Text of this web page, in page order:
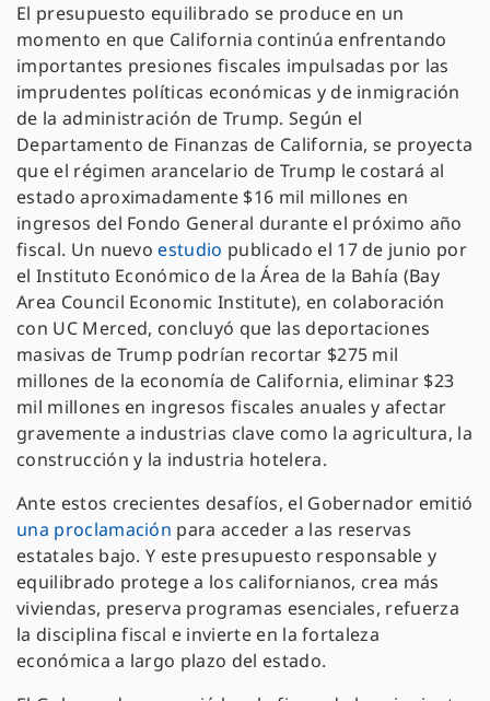
El presupuesto equilibrado se produce en un
momento en que California continúa enfrentando
importantes presiones fiscales impulsadas por las
imprudentes políticas económicas y de inmigración
de la administración de Trump. Según el
Departamento de Finanzas de California, se proyecta
que el régimen arancelario de Trump le costará al
estado aproximadamente $16 mil millones en
ingresos del Fondo General durante el próximo año
fiscal. Un nuevoestudio publicado el 17 de junio por
el Instituto Económico de la Área de la Bahía (Bay
Area Council Economic Institute), en colaboración
con UC Merced, concluyó que las deportaciones
masivas de Trump podrían recortar $275 mil
millones de la economía de California, eliminar $23
mil millones en ingresos fiscales anuales y afectar
gravemente a industrias clave como la agricultura, la
construcción y la industria hotelera.
Ante estos crecientes desafíos, el Gobernador emitió
una proclamación para acceder a las reservas
estatales bajo. Y este presupuesto responsable y
equilibrado protege a los californianos, crea más
viviendas, preserva programas esenciales, refuerza
la disciplina fiscal e invierte en la fortaleza
económica a largo plazo del estado.